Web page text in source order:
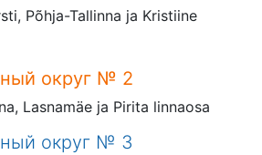
Põhja-Tallinna ja Kristiine
округ № 2
Lasnamäe ja Pirita linnaosa
округ № 3